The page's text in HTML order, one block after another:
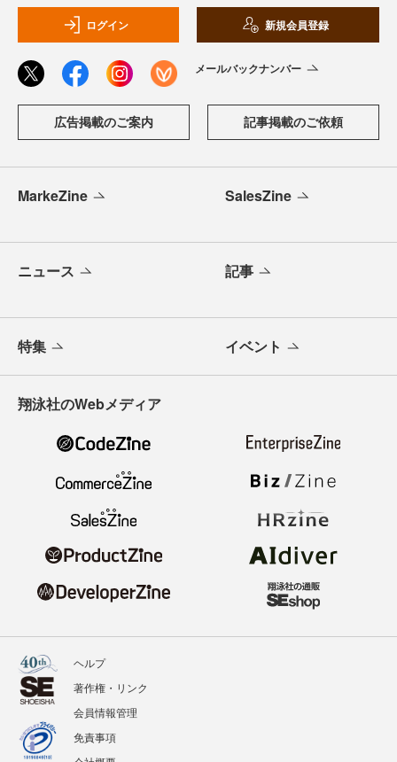
ログイン 新規会員登録
メールバックナンバー
広告掲載のご案内 記事掲載のご依頼
MarkeZine SalesZine
ニュース 記事
特集 イベント
翔泳社のWebメディア
ヘルプ
著作権・リンク
会員情報管理
免責事項